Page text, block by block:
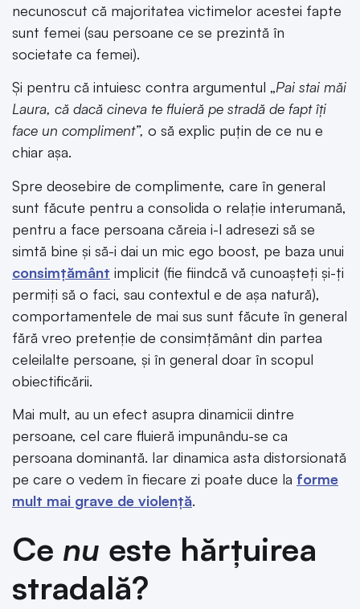
necunoscut că majoritatea victimelor acestei fapte
sunt femei (sau persoane ce se prezintă în
societate ca femei).
Și pentru că intuiesc contra argumentul „Pai stai măi
Laura, că dacă cineva te fluieră pe stradă de fapt îți
face un compliment”, o să explic puțin de ce nu e
chiar așa.
Spre deosebire de complimente, care în general
sunt făcute pentru a consolida o relație interumană,
pentru a face persoana căreia i-l adresezi să se
simtă bine și să-i dai un mic ego boost, pe baza unui
consimțământ implicit (fie fiindcă vă cunoașteți și-ți
permiți să o faci, sau contextul e de așa natură),
comportamentele de mai sus sunt făcute în general
fără vreo pretenție de consimțământ din partea
celeilalte persoane, și în general doar în scopul
obiectificării.
Mai mult, au un efect asupra dinamicii dintre
persoane, cel care fluieră impunându-se ca
persoana dominantă. Iar dinamica asta distorsionată
pe care o vedem în fiecare zi poate duce la forme
mult mai grave de violență.
Ce nu este hărțuirea
stradală?